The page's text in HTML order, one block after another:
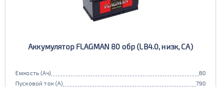
Аккумулятор FLAGMAN 80 обр (LB4.0, низк, CA)
Емкость (Ач)
80
Пусковой ток (А)
790